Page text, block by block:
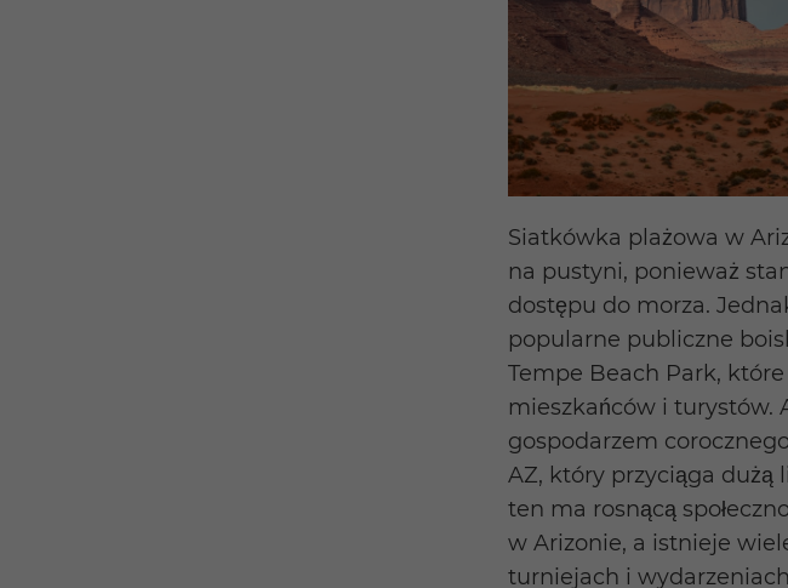
Siatkówka plażowa w
na pustyni, ponieważ
dostępu do morza.
popularne publiczne
Tempe Beach Park,
mieszkańców i turystów.
gospodarzem
AZ, który przyciąga dużą
ten ma rosnącą
w Arizonie, a istnieje
turniejach i